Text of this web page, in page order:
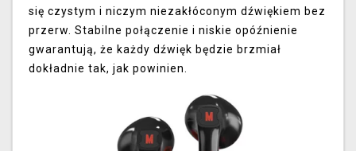
się czystym i niczym niezakłóconym dźwiękiem bez
przerw. Stabilne połączenie i niskie opóźnienie
gwarantują, że każdy dźwięk będzie brzmiał
dokładnie tak, jak powinien.